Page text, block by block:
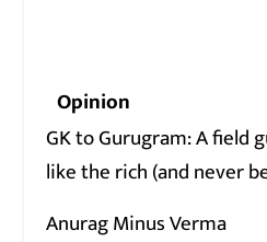
Opinion
GK to Gurugram: A field
like the rich (and never
Anurag Minus Verma